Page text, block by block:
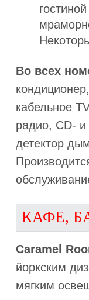
Во всех
кабельное
радио, CD-
детектор
КАФЕ,
Caramel
йоркским
мягким